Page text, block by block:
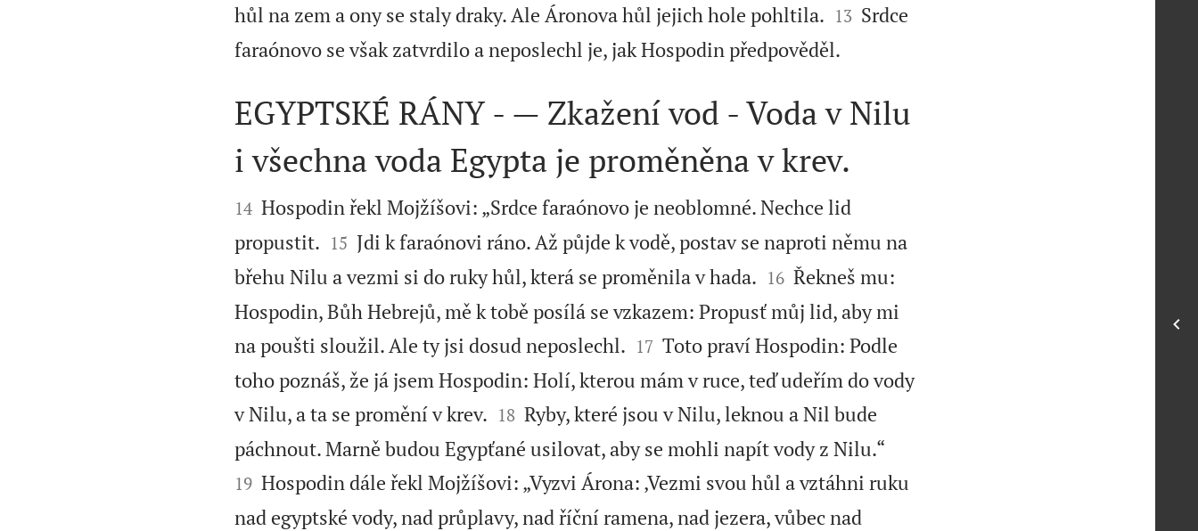
hůl na zem a ony se staly draky. Ale Áronova hůl jejich hole pohltila.
13 Srdce
faraónovo se však zatvrdilo a neposlechl je, jak Hospodin předpověděl.

EGYPTSKÉ RÁNY - — Zkažení vod - Voda v Nilu
i všechna voda Egypta je proměněna v krev.

14 Hospodin řekl Mojžíšovi: „Srdce faraónovo je neoblomné. Nechce lid
propustit.
15 Jdi k faraónovi ráno. Až půjde k vodě, postav se naproti němu na
břehu Nilu a vezmi si do ruky hůl, která se proměnila v hada.
16 Řekneš mu:
Hospodin, Bůh Hebrejů, mě k tobě posílá se vzkazem: Propusť můj lid, aby mi
na poušti sloužil. Ale ty jsi dosud neposlechl.
17 Toto praví Hospodin: Podle
toho poznáš, že já jsem Hospodin: Holí, kterou mám v ruce, teď udeřím do vody
v Nilu, a ta se promění v krev.
18 Ryby, které jsou v Nilu, leknou a Nil bude
páchnout. Marně budou Egypťané usilovat, aby se mohli napít vody z Nilu.“
19 Hospodin dále řekl Mojžíšovi: „Vyzvi Árona: ‚Vezmi svou hůl a vztáhni ruku
nad egyptské vody, nad průplavy, nad říční ramena, nad jezera, vůbec nad